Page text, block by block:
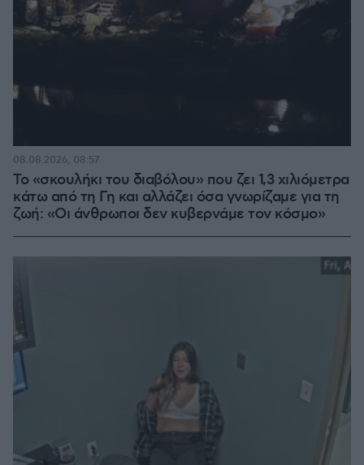
Το «σκουλήκι του διαβόλου» που ζει 1,3 χιλιόμετρα
κάτω από τη Γη και αλλάζει όσα γνωρίζαμε για τη
ζωή: «Οι άνθρωποι δεν κυβερνάμε τον κόσμο»
08.08.2026, 08:57